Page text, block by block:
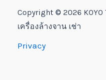
Copyright © 2026
เครื่องล้างจาน เช่า
Privacy